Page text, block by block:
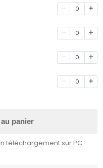
0
0
0
0
panier
téléchargement sur PC